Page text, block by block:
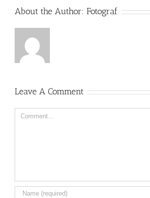
About the Author: Fotograf
Leave A Comment
Comment